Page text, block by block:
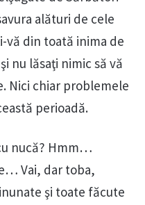
alături de cele
vă din toată inima de
nu lăsaţi nimic să vă
Nici chiar problemele
perioadă.
nucă? Hmm…
Vai, dar toba,
şi toate făcute